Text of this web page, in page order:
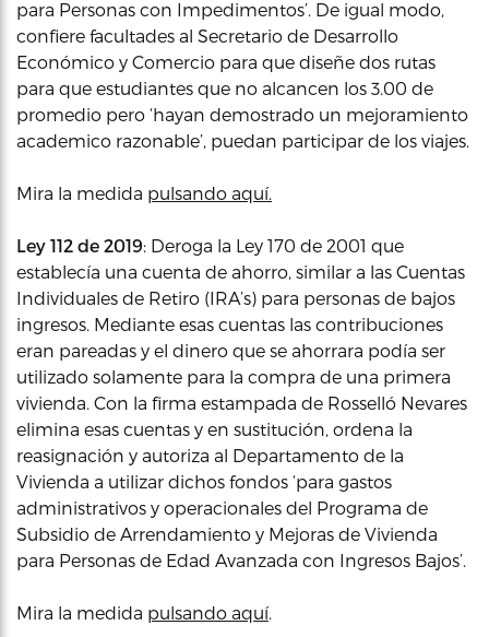
para Personas con Impedimentos’. De igual modo,
confiere facultades al Secretario de Desarrollo
Económico y Comercio para que diseñe dos rutas
para que estudiantes que no alcancen los 3.00 de
promedio pero ‘hayan demostrado un mejoramiento
academico razonable’, puedan participar de los viajes.
Mira la medida pulsando aquí.
Ley 112 de 2019: Deroga la Ley 170 de 2001 que
establecía una cuenta de ahorro, similar a las Cuentas
Individuales de Retiro (IRA’s) para personas de bajos
ingresos. Mediante esas cuentas las contribuciones
eran pareadas y el dinero que se ahorrara podía ser
utilizado solamente para la compra de una primera
vivienda. Con la firma estampada de Rosselló Nevares
elimina esas cuentas y en sustitución, ordena la
reasignación y autoriza al Departamento de la
Vivienda a utilizar dichos fondos ‘para gastos
administrativos y operacionales del Programa de
Subsidio de Arrendamiento y Mejoras de Vivienda
para Personas de Edad Avanzada con Ingresos Bajos’.
Mira la medida pulsando aquí.